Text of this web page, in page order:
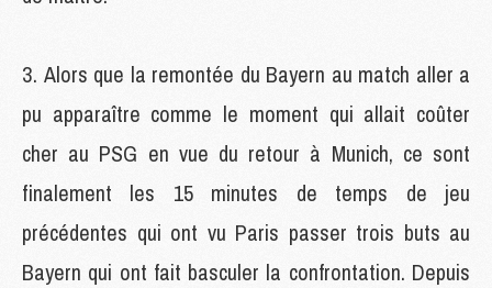
Alors que la remontée du Bayern au match aller a
pu apparaître comme le moment qui allait coûter
cher au PSG en vue du retour à Munich, ce sont
finalement les 15 minutes de temps de jeu
précédentes qui ont vu Paris passer trois buts au
Bayern qui ont fait basculer la confrontation. Depuis